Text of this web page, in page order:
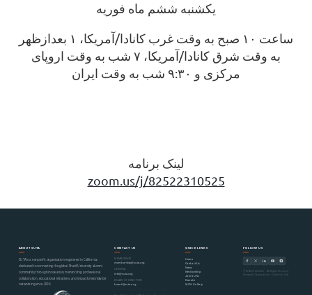
یکشنبه ششم ماه فوریه
ساعت ۱۰ صبح به وقت غرب کانادا/آمریکا، ۱ بعدازظهر
به وقت شرق کانادا/آمریکا، ۷ شب به وقت اروپای
مرکزی و ۹:۳۰ شب به وقت ایران
لینک برنامه
zoom.us/j/82522310525
ABOUT SUTA
SUTA is a nonprofit organization registered in California,
dedicated to connecting the global Sharif University alumni
community through innovation, mentorship, professional
collaboration, educational initiatives, and impactful worldwide
networking since 2000.
CONTACT US
MEMBERSHIP
membership@suta.org
GENERAL
info@suta.org
BOARD OF DIRECTORS
board@suta.org
QUICK LINKS
Home
Contact Us
News
Mentorship
Join SUTA
Donate
SUTA Gallery
FOLLOW US
© SUTA 2000–2026 · All Rights Reserved
Nonprofit Organization · California, USA